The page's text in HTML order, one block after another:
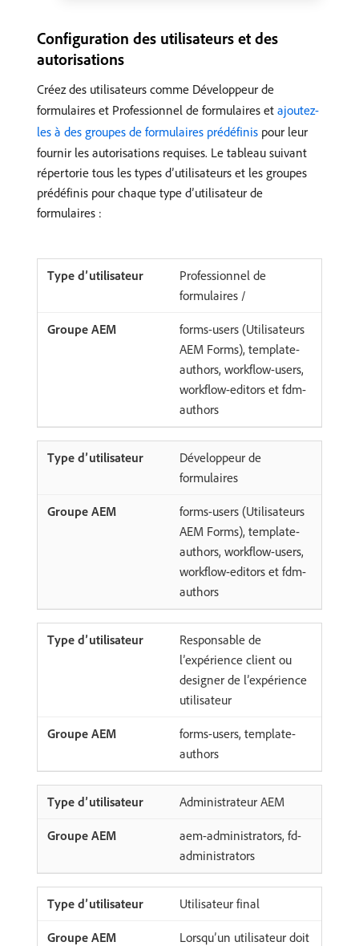
Configuration des utilisateurs et des
autorisations
Créez des utilisateurs comme Développeur de
formulaires et Professionnel de formulaires et ajoutez-
les à des groupes de formulaires prédéfinis pour leur
fournir les autorisations requises. Le tableau suivant
répertorie tous les types d’utilisateurs et les groupes
prédéfinis pour chaque type d’utilisateur de
formulaires :
Professionnel de
formulaires /
forms-users (Utilisateurs
AEM Forms), template-
authors, workflow-users,
workflow-editors et fdm-
authors
Développeur de
formulaires
forms-users (Utilisateurs
AEM Forms), template-
authors, workflow-users,
workflow-editors et fdm-
authors
Responsable de
l’expérience client ou
designer de l’expérience
utilisateur
forms-users, template-
authors
Administrateur AEM
aem-administrators, fd-
administrators
Utilisateur final
Lorsqu’un utilisateur doit